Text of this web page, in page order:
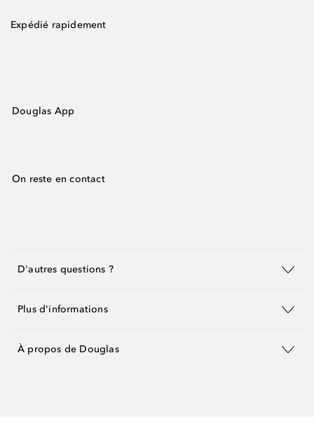
Expédié rapidement
Douglas App
On reste en contact
D'autres questions ?
Plus d'informations
À propos de Douglas